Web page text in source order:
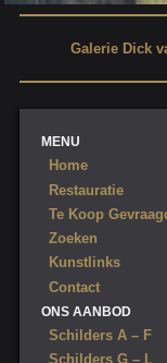
Galerie Dick van
MENU
Home
Restauratie
Te Koop
Zoeken
Kunstlinks
Contact
ONS AANBOD
Schilders A – F
Schilders G – L